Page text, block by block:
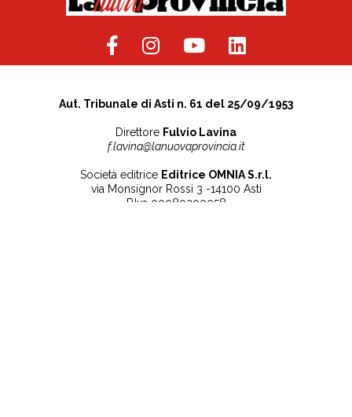
Aut. Tribunale di Asti n. 61 del 25/09/1953
Direttore Fulvio Lavina
f.lavina@lanuovaprovincia.it
Società editrice Editrice OMNIA S.r.l.
via Monsignor Rossi 3 -14100 Asti
P.Iva 00080200058